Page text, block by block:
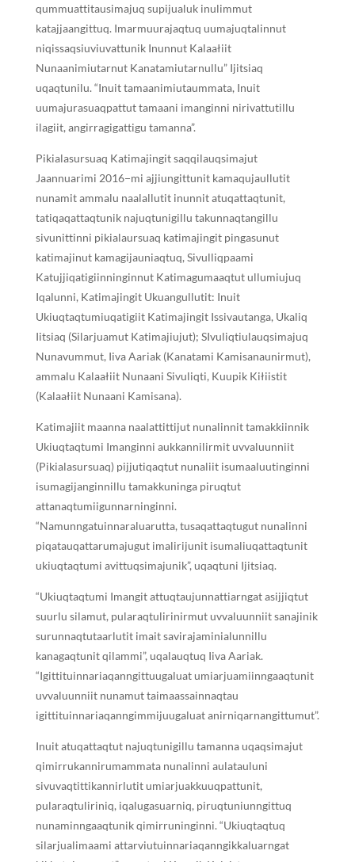
qummuattitausimajuq supijualuk inulimmut
katajjaangittuq. Imarmuurajaqtuq uumajuqtalinnut
niqissaqsiuviuvattunik Inunnut Kalaałiit
Nunaanimiutarnut Kanatamiutarnullu” Ijitsiaq
uqaqtunilu. “Inuit tamaanimiutaummata, Inuit
uumajurasuaqpattut tamaani imanginni nirivattutillu
ilagiit, angirragigattigu tamanna”.
Pikialasursuaq Katimajingit saqqilauqsimajut
Jaannuarimi 2016−mi ajjiungittunit kamaqujaullutit
nunamit ammalu naalallutit inunnit atuqattaqtunit,
tatiqaqattaqtunik najuqtunigillu takunnaqtangillu
sivunittinni pikialaursuaq katimajingit pingasunut
katimajinut kamagijauniaqtuq, Sivulliqpaami
Katujjiqatigiinninginnut Katimagumaaqtut ullumiujuq
Iqalunni, Katimajingit Ukuangullutit: Inuit
Ukiuqtaqtumiuqatigiit Katimajingit Issivautanga, Ukaliq
Iitsiaq (Silarjuamut Katimajiujut); SIvuliqtiulauqsimajuq
Nunavummut, Iiva Aariak (Kanatami Kamisanaunirmut),
ammalu Kalaałiit Nunaani Sivuliqti, Kuupik Kiłiistit
(Kalaałiit Nunaani Kamisana).
Katimajiit maanna naalattittijut nunalinnit tamakkiinnik
Ukiuqtaqtumi Imanginni aukkannilirmit uvvaluunniit
(Pikialasursuaq) pijjutiqaqtut nunaliit isumaaluutinginni
isumagijanginnillu tamakkuninga piruqtut
attanaqtumiigunnarninginni.
“Namunngatuinnaraluarutta, tusaqattaqtugut nunalinni
piqatauqattarumajugut imalirijunit isumaliuqattaqtunit
ukiuqtaqtumi avittuqsimajunik”, uqaqtuni Ijitsiaq.
“Ukiuqtaqtumi Imangit attuqtaujunnattiarngat asijjiqtut
suurlu silamut, pularaqtulirinirmut uvvaluunniit sanajinik
surunnaqtutaarlutit imait savirajaminialunnillu
kanagaqtunit qilammi”, uqalauqtuq Iiva Aariak.
“Igittituinnariaqanngittuugaluat umiarjuamiinngaaqtunit
uvvaluunniit nunamut taimaassainnaqtau
igittituinnariaqanngimmijuugaluat anirniqarnangittumut”.
Inuit atuqattaqtut najuqtunigillu tamanna uqaqsimajut
qimirrukannirumammata nunalinni aulatauluni
sivuvaqtittikannirlutit umiarjuakkuuqpattunit,
pularaqtuliriniq, iqalugasuarniq, piruqtuniunngittuq
nunaminngaaqtunik qimirruninginni. “Ukiuqtaqtuq
silarjualimaami attarviutuinnariaqanngikkaluarngat